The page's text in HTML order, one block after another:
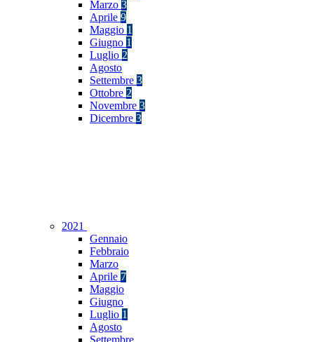
Marzo 3
Aprile 9
Maggio 1
Giugno 1
Luglio 2
Agosto
Settembre 3
Ottobre 2
Novembre 3
Dicembre 3
2021
Gennaio
Febbraio
Marzo
Aprile 7
Maggio
Giugno
Luglio 1
Agosto